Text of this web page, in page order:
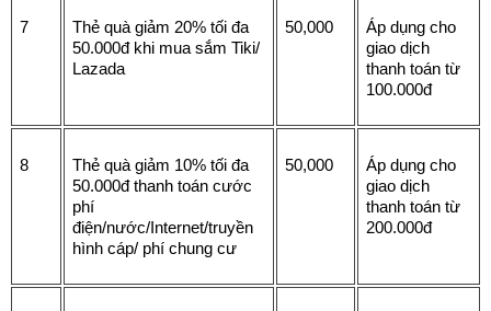
7
Thẻ quà giảm 20% tối đa
50.000đ khi mua sắm Tiki/
Lazada
50,000
Áp dụng cho
giao dịch
thanh toán từ
100.000đ
8
Thẻ quà giảm 10% tối đa
50.000đ thanh toán cước
phí
điện/nước/Internet/truyền
hình cáp/ phí chung cư
50,000
Áp dụng cho
giao dịch
thanh toán từ
200.000đ